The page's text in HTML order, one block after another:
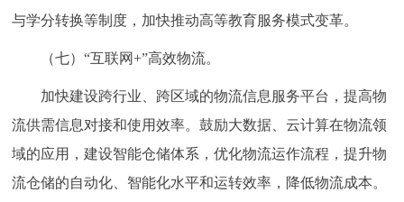
与学分转换等制度，加快推动高等教育服务模式变革。
（七）“互联网+”高效物流。
加快建设跨行业、跨区域的物流信息服务平台，提高物
流供需信息对接和使用效率。鼓励大数据、云计算在物流领
域的应用，建设智能仓储体系，优化物流运作流程，提升物
流仓储的自动化、智能化水平和运转效率，降低物流成本。